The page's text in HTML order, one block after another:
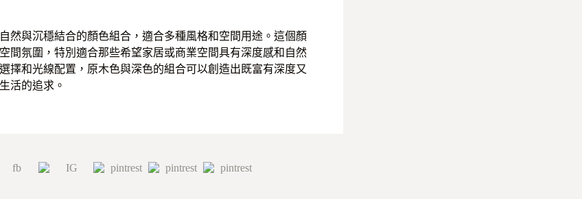
然與沉穩結合的顏色組合，適合多種風格和空間用途。這個顏
間氛圍，特別適合那些希望家居或商業空間具有深度感和自然
擇和光線配置，原木色與深色的組合可以創造出既富有深度又
活的追求。